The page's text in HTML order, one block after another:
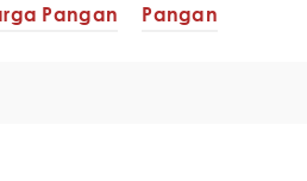
Pangan Pangan